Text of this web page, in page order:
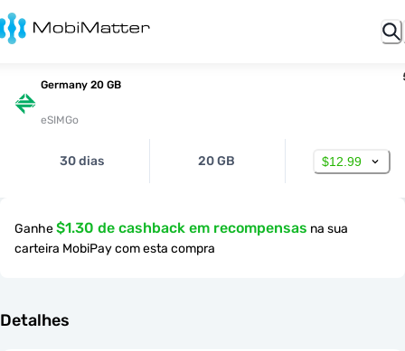
Germany 20 GB
eSIMGo
30 dias 20 GB $12.99
Ganhe$1.30 de cashback em recompensas na sua
carteira MobiPay com esta compra
Detalhes